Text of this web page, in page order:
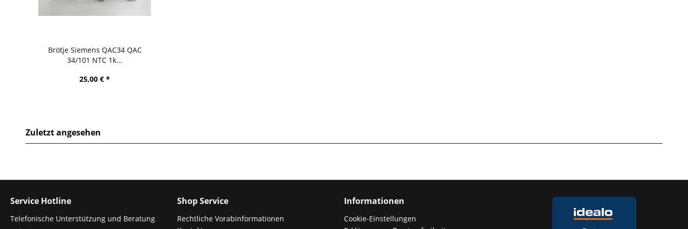
Brötje Siemens QAC34 QAC
34/101 NTC 1k...
25,00 € *
Zuletzt angesehen
Service Hotline
Telefonische Unterstützung und Beratung
Shop Service
Rechtliche Vorabinformationen
Informationen
Cookie-Einstellungen